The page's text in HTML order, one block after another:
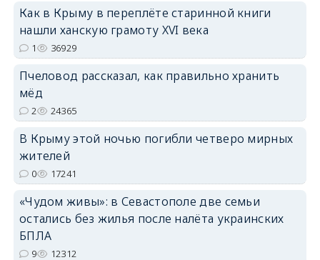
Как в Крыму в переплёте старинной книги
нашли ханскую грамоту XVI века
1 36929
Пчеловод рассказал, как правильно хранить
мёд
2 24365
В Крыму этой ночью погибли четверо мирных
жителей
0 17241
«Чудом живы»: в Севастополе две семьи
остались без жилья после налёта украинских
БПЛА
9 12312